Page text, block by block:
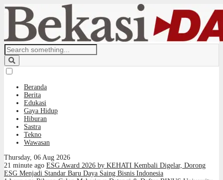
Beranda
Berita
Edukasi
Gaya Hidup
Hiburan
Sastra
Tekno
Wawasan
Thursday, 06 Aug 2026
21 minute ago ESG Award 2026 by KEHATI Kembali Digelar, Dorong
ESG Menjadi Standar Baru Daya Saing Bisnis Indonesia